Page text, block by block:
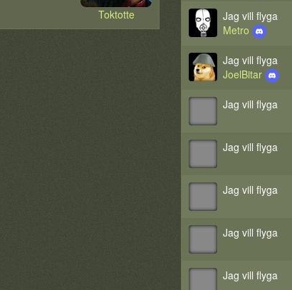
Toktotte
Jag vill flyga
Metro
Jag vill flyga
JoelBitar
Jag vill flyga
Jag vill flyga
Jag vill flyga
Jag vill flyga
Jag vill flyga